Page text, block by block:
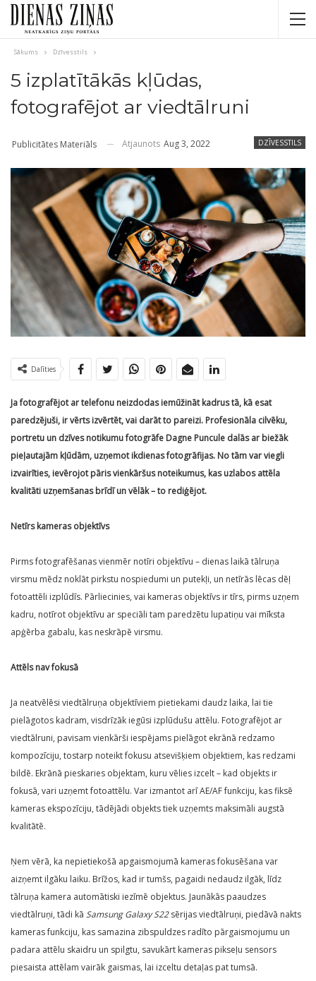
Sākums Dzīvesstils
5 izplatītākās kļūdas,
fotografējot ar viedtālruni
DZĪVESSTILS
Publicitātes Materiāls Atjaunots Aug 3, 2022
Dalīties
Ja fotografējot ar telefonu neizdodas iemūžināt kadrus tā, kā esat
paredzējuši, ir vērts izvērtēt, vai darāt to pareizi. Profesionāla cilvēku,
portretu un dzīves notikumu fotogrāfe Dagne Puncule dalās ar biežāk
pieļautajām kļūdām, uzņemot ikdienas fotogrāfijas. No tām var viegli
izvairīties, ievērojot pāris vienkāršus noteikumus, kas uzlabos attēla
kvalitāti uzņemšanas brīdī un vēlāk – to rediģējot.
Netīrs kameras objektīvs
Pirms fotografēšanas vienmēr notīri objektīvu – dienas laikā tālruņa
virsmu mēdz noklāt pirkstu nospiedumi un putekļi, un netīrās lēcas dēļ
fotoattēli izplūdīs. Pārliecinies, vai kameras objektīvs ir tīrs, pirms uzņem
kadru, notīrot objektīvu ar speciāli tam paredzētu lupatiņu vai mīksta
apģērba gabalu, kas neskrāpē virsmu.
Attēls nav fokusā
Ja neatvēlēsi viedtālruņa objektīviem pietiekami daudz laika, lai tie
pielāgotos kadram, visdrīzāk iegūsi izplūdušu attēlu. Fotografējot ar
viedtālruni, pavisam vienkārši iespējams pielāgot ekrānā redzamo
kompozīciju, tostarp noteikt fokusu atsevišķiem objektiem, kas redzami
bildē. Ekrānā pieskaries objektam, kuru vēlies izcelt – kad objekts ir
fokusā, vari uzņemt fotoattēlu. Var izmantot arī AE/AF funkciju, kas fiksē
kameras ekspozīciju, tādējādi objekts tiek uzņemts maksimāli augstā
kvalitātē.
Ņem vērā, ka nepietiekošā apgaismojumā kameras fokusēšana var
aizņemt ilgāku laiku. Brīžos, kad ir tumšs, pagaidi nedaudz ilgāk, līdz
tālruņa kamera automātiski iezīmē objektus. Jaunākās paaudzes
viedtālruņi, tādi kā Samsung Galaxy S22sērijas viedtālruņi, piedāvā nakts
kameras funkciju, kas samazina zibspuldzes radīto pārgaismojumu un
padara attēlu skaidru un spilgtu, savukārt kameras pikseļu sensors
piesaista attēlam vairāk gaismas, lai izceltu detaļas pat tumsā.